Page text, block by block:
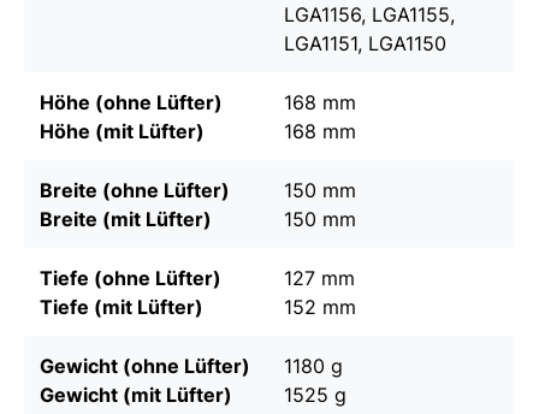
LGA1156, LGA1155,
LGA1151, LGA1150
Höhe (ohne Lüfter)
Höhe (mit Lüfter)
168 mm
168 mm
Breite (ohne Lüfter)
Breite (mit Lüfter)
150 mm
150 mm
Tiefe (ohne Lüfter)
Tiefe (mit Lüfter)
127 mm
152 mm
Gewicht (ohne Lüfter)
Gewicht (mit Lüfter)
1180 g
1525 g